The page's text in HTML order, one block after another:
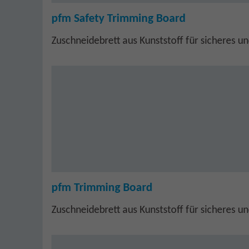
pfm Safety Trimming Board
Zuschneidebrett aus Kunststoff für sicheres
pfm Trimming Board
Zuschneidebrett aus Kunststoff für sicheres